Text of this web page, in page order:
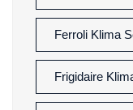
Ferroli Klima
Frigidaire